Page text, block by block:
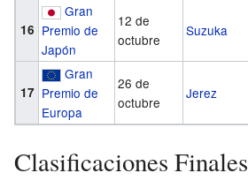
16
Gran
Premio de
Japón
12 de
octubre
Suzuka
17
Gran
Premio de
Europa
26 de
octubre
Jerez
Clasificaciones Finales